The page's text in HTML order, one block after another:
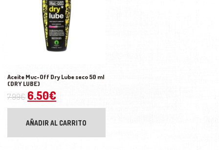
Aceite Muc-Off Dry Lube seco 50 ml
(DRY LUBE)
7.99€ El precio original era: 7.99€.
6.50€
AÑADIR AL CARRITO